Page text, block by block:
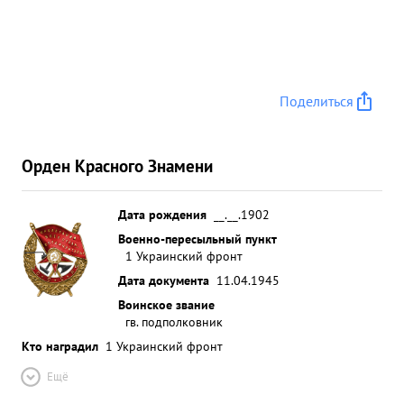
Поделиться
Орден Красного Знамени
Дата рождения
__.__.1902
Военно-пересыльный пункт
1 Украинский фронт
Дата документа 11.04.1945
Воинское звание
гв. подполковник
Кто наградил 1 Украинский фронт
Ещё